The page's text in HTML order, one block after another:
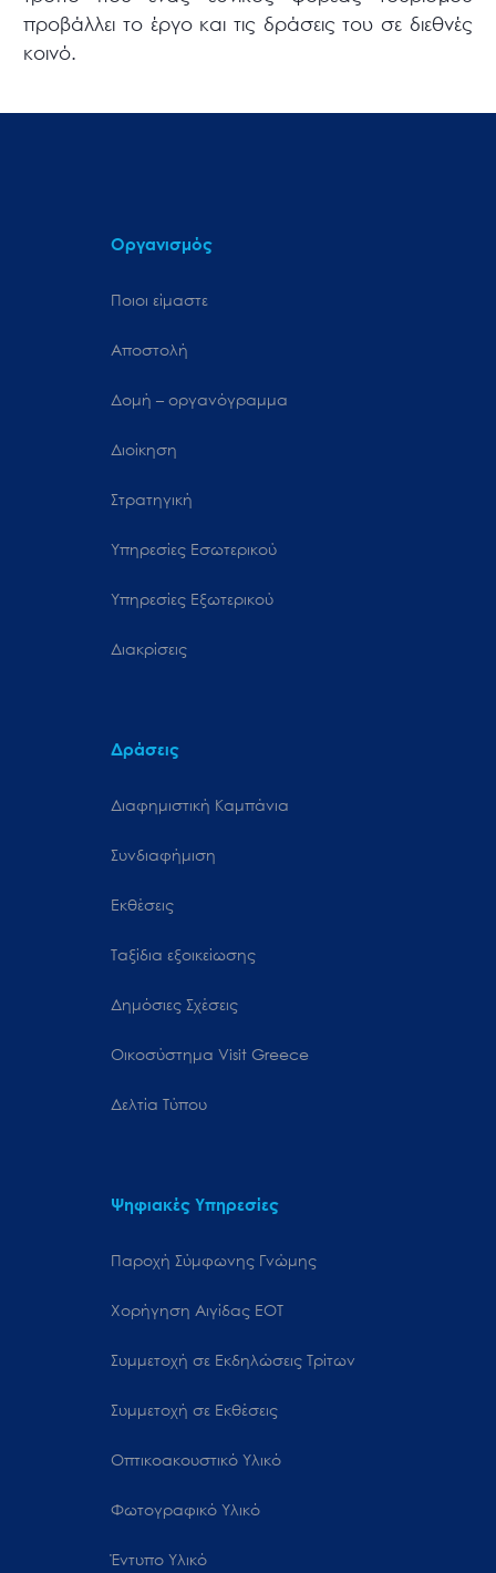
προβάλλει το έργο και τις δράσεις του σε διεθνές
κοινό.
Οργανισμός
Ποιοι είμαστε
Αποστολή
Δομή – οργανόγραμμα
Διοίκηση
Στρατηγική
Υπηρεσίες Εσωτερικού
Υπηρεσίες Εξωτερικού
Διακρίσεις
Δράσεις
Διαφημιστική Καμπάνια
Συνδιαφήμιση
Εκθέσεις
Ταξίδια εξοικείωσης
Δημόσιες Σχέσεις
Oικοσύστημα Visit Greece
Δελτία Τύπου
Ψηφιακές Υπηρεσίες
Παροχή Σύμφωνης Γνώμης
Χορήγηση Αιγίδας ΕΟΤ
Συμμετοχή σε Εκδηλώσεις Τρίτων
Συμμετοχή σε Εκθέσεις
Οπτικοακουστικό Υλικό
Φωτογραφικό Υλικό
Έντυπο Υλικό